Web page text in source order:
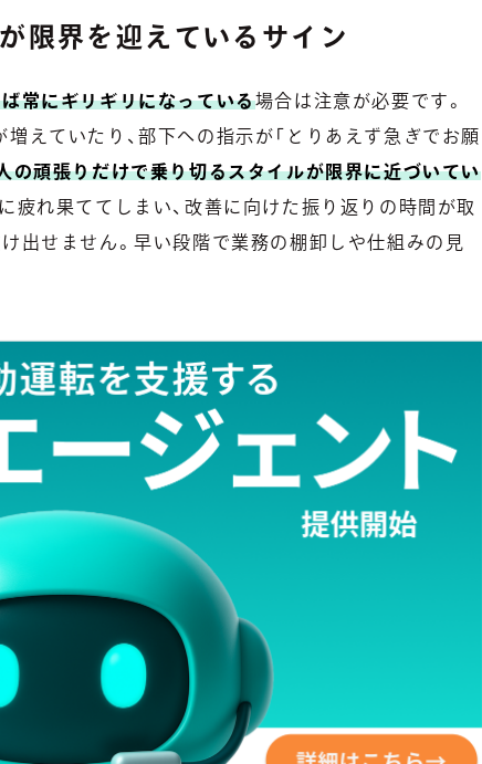
限界を迎えているサイン
常にギリギリになっている場合は注意が必要です。
えていたり、部下への指示が「とりあえず急ぎでお願
の頑張りだけで乗り切るスタイルが限界に近づいてい
疲れ果ててしまい、改善に向けた振り返りの時間が取
出せません。早い段階で業務の棚卸しや仕組みの見